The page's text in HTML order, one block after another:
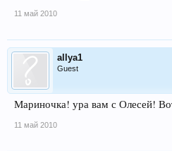
11 май 2010
allya1
Guest
Мариночка! ура вам с Олесей!
11 май 2010